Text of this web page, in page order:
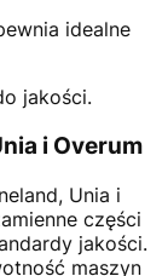
idealne
jakości.
i Overum
Unia i
części
jakości.
maszyn